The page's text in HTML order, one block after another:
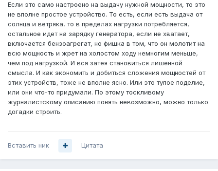
Если это само настроено на выдачу нужной мощности, то это
не вполне простое устройство. То есть, если есть выдача от
солнца и ветряка, то в пределах нагрузки потребляется,
остальное идет на зарядку генератора, если не хватает,
включается бензоагрегат, но фишка в том, что он молотит на
всю мощность и жрет на холостом ходу немногим меньше,
чем под нагрузкой. И вся затея становиться лишенной
смысла. И как экономить и добиться сложения мощностей от
этих устройств, тоже не вполне ясно. Или это тупое поделие,
или они что-то придумали. По этому тоскливому
журналистскому описанию понять невозможно, можно только
догадки строить.
Вставить ник Цитата